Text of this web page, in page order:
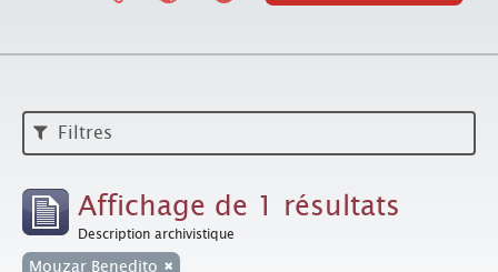
Filtres
Affichage de 1 résultats
Description archivistique
Mouzar Benedito